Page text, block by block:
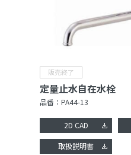
定量止水自在水栓
品番：PA44-13
2D CAD
取扱説明書